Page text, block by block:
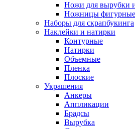
Ножи для вырубки
Ножницы фигурные
Наборы для скрапбукинга
Наклейки и натирки
Контурные
Натирки
Объемные
Пленка
Плоские
Украшения
Анкеры
Аппликации
Брадсы
Вырубка